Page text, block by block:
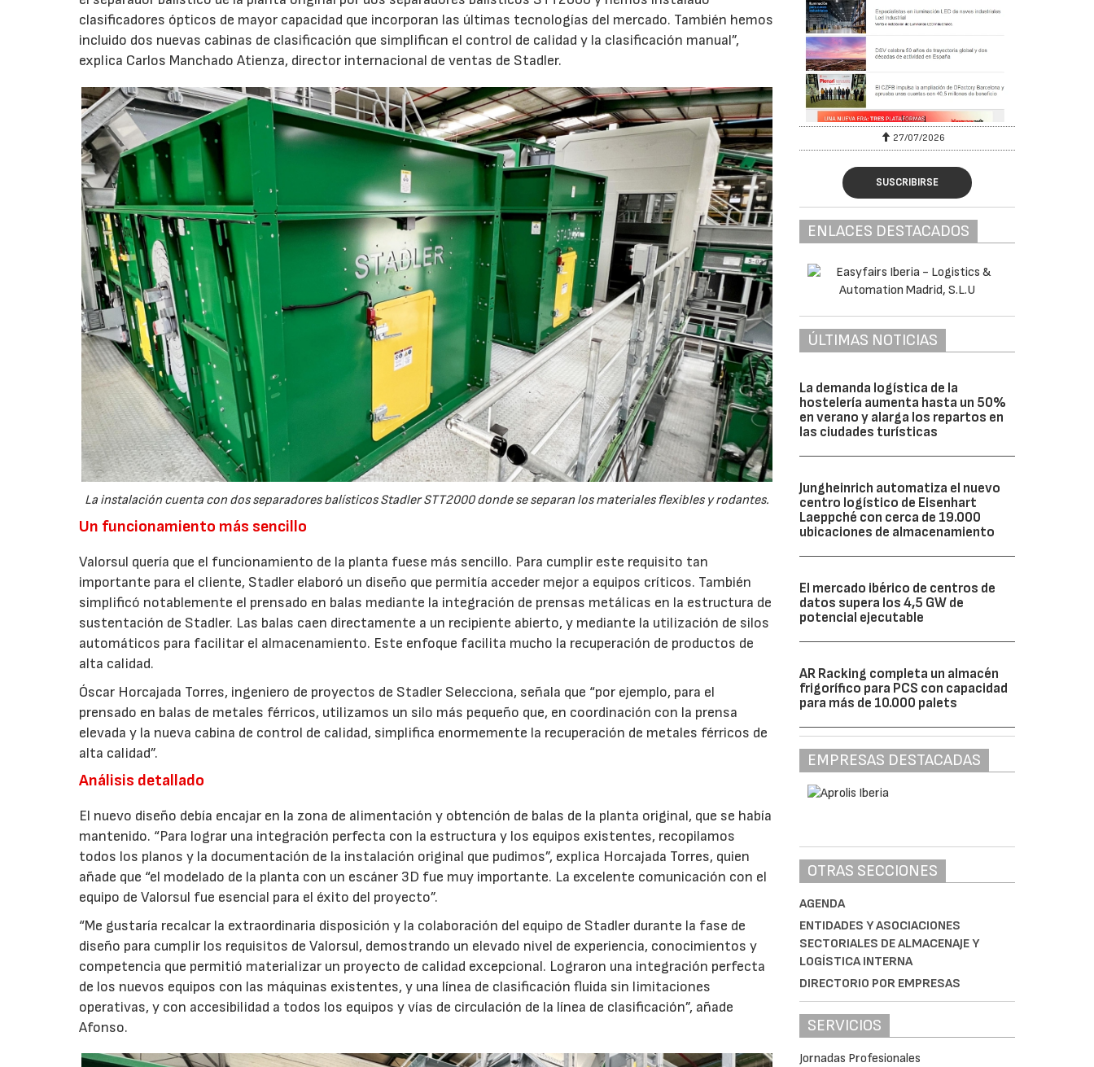
clasificadores ópticos de mayor capacidad que incorporan las últimas tecnologías del mercado. También hemos
incluido dos nuevas cabinas de clasificación que simplifican el control de calidad y la clasificación manual”,
explica Carlos Manchado Atienza, director internacional de ventas de Stadler.
La instalación cuenta con dos separadores balísticos Stadler STT2000 donde se separan los materiales flexibles y rodantes.
Un funcionamiento más sencillo
Valorsul quería que el funcionamiento de la planta fuese más sencillo. Para cumplir este requisito tan
importante para el cliente, Stadler elaboró un diseño que permitía acceder mejor a equipos críticos. También
simplificó notablemente el prensado en balas mediante la integración de prensas metálicas en la estructura de
sustentación de Stadler. Las balas caen directamente a un recipiente abierto, y mediante la utilización de silos
automáticos para facilitar el almacenamiento. Este enfoque facilita mucho la recuperación de productos de
alta calidad.
Óscar Horcajada Torres, ingeniero de proyectos de Stadler Selecciona, señala que “por ejemplo, para el
prensado en balas de metales férricos, utilizamos un silo más pequeño que, en coordinación con la prensa
elevada y la nueva cabina de control de calidad, simplifica enormemente la recuperación de metales férricos de
alta calidad”.
Análisis detallado
El nuevo diseño debía encajar en la zona de alimentación y obtención de balas de la planta original, que se había
mantenido. “Para lograr una integración perfecta con la estructura y los equipos existentes, recopilamos
todos los planos y la documentación de la instalación original que pudimos”, explica Horcajada Torres, quien
añade que “el modelado de la planta con un escáner 3D fue muy importante. La excelente comunicación con el
equipo de Valorsul fue esencial para el éxito del proyecto”.
“Me gustaría recalcar la extraordinaria disposición y la colaboración del equipo de Stadler durante la fase de
diseño para cumplir los requisitos de Valorsul, demostrando un elevado nivel de experiencia, conocimientos y
competencia que permitió materializar un proyecto de calidad excepcional. Lograron una integración perfecta
de los nuevos equipos con las máquinas existentes, y una línea de clasificación fluida sin limitaciones
operativas, y con accesibilidad a todos los equipos y vías de circulación de la línea de clasificación”, añade
Afonso.
27/07/2026 29/07/2026 27/07/2026
SUSCRIBIRSE
ENLACES DESTACADOS
ÚLTIMAS NOTICIAS
La demanda logística de la
hostelería aumenta hasta un 50%
en verano y alarga los repartos en
las ciudades turísticas
Jungheinrich automatiza el nuevo
centro logístico de Eisenhart
Laeppché con cerca de 19.000
ubicaciones de almacenamiento
El mercado ibérico de centros de
datos supera los 4,5 GW de
potencial ejecutable
AR Racking completa un almacén
frigorífico para PCS con capacidad
para más de 10.000 palets
EMPRESAS DESTACADAS
OTRAS SECCIONES
AGENDA
ENTIDADES Y ASOCIACIONES
SECTORIALES DE ALMACENAJE Y
LOGÍSTICA INTERNA
DIRECTORIO POR EMPRESAS
SERVICIOS
Jornadas Profesionales